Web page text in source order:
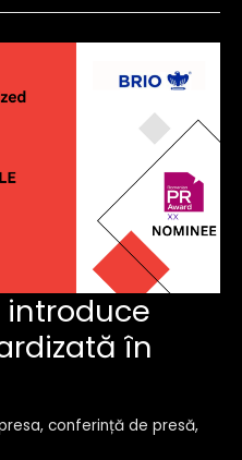
în
, conferință de presă,